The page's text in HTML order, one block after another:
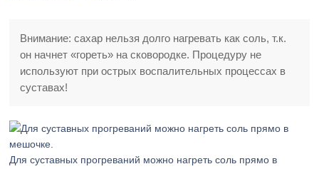
Внимание: сахар нельзя долго нагревать как соль, т.к.
он начнет «гореть» на сковородке. Процедуру не
используют при острых воспалительных процессах в
суставах!
Для суставных прогреваний можно нагреть соль прямо в